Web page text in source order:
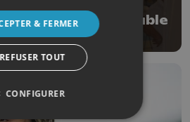
Snyders double
de
& FERMER
REFUSER TOUT
CONFIGURER